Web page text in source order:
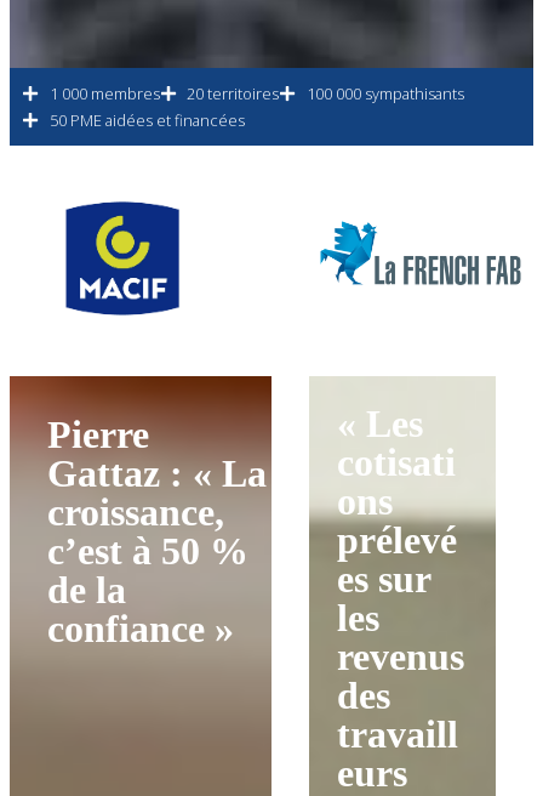
1 000 membres 20 territoires
100 000 sympathisants
50 PME aidées et financées
Pierre
Gattaz : « La
croissance,
c’est à 50 %
de la
confiance »
« Les
cotisati
ons
prélevé
es sur
les
revenus
des
travaill
eurs